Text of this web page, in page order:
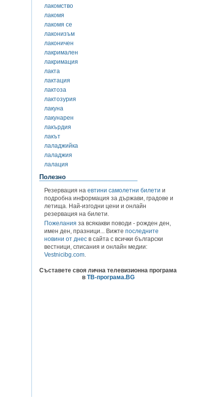
лакомство
лакомя
лакомя се
лаконизъм
лаконичен
лакримален
лакримация
лакта
лактация
лактоза
лактозурия
лакуна
лакунарен
лакърдия
лакът
лаладжийка
лаладжия
лалация
Полезно
Резервация на евтини самолетни билети и
подробна информация за държави, градове и
летища. Най-изгодни цени и онлайн
резервация на билети.
Пожелания за всякакви поводи - рожден ден,
имен ден, празници... Вижте последните
новини от днес в сайта с всички български
вестници, списания и онлайн медии:
Vestnicibg.com.
Съставете своя лична телевизионна програма
в ТВ-програма.BG